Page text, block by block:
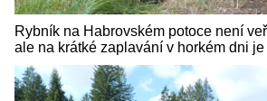
Rybník na Habrovském potoce není
ale na krátké zaplavání v horkém dni